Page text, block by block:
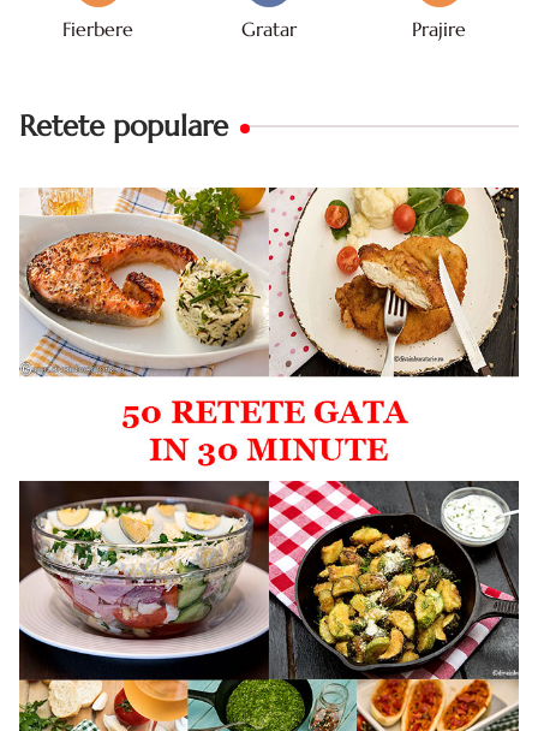
Fierbere Gratar Prajire
Retete populare